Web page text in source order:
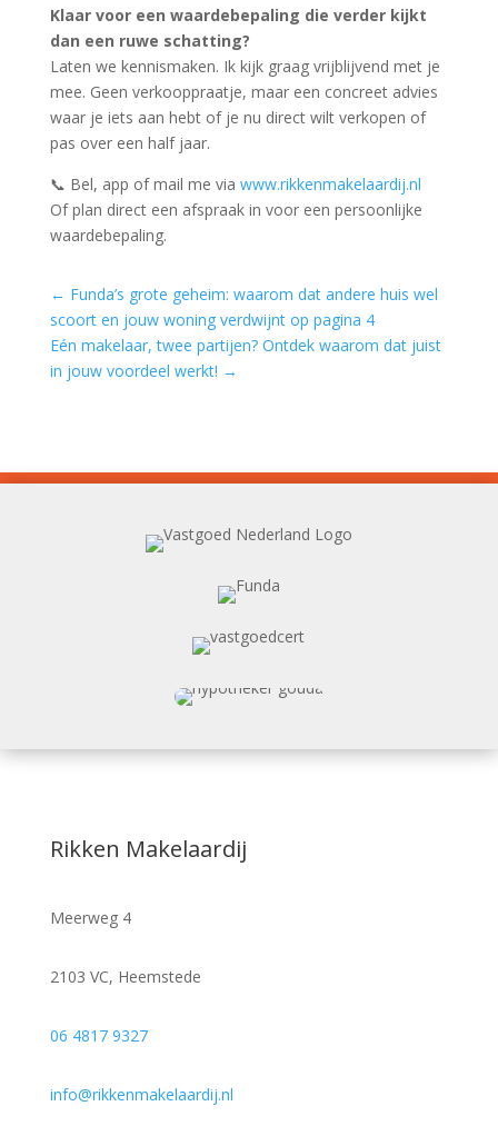
Klaar voor een waardebepaling die verder kijkt
dan een ruwe schatting?
Laten we kennismaken. Ik kijk graag vrijblijvend met je
mee. Geen verkooppraatje, maar een concreet advies
waar je iets aan hebt of je nu direct wilt verkopen of
pas over een half jaar.
📞 Bel, app of mail me via www.rikkenmakelaardij.nl
Of plan direct een afspraak in voor een persoonlijke
waardebepaling.
← Funda’s grote geheim: waarom dat andere huis wel
scoort en jouw woning verdwijnt op pagina 4
Eén makelaar, twee partijen? Ontdek waarom dat juist
in jouw voordeel werkt! →
Rikken Makelaardij
Meerweg 4
2103 VC, Heemstede
06 4817 9327
info@rikkenmakelaardij.nl